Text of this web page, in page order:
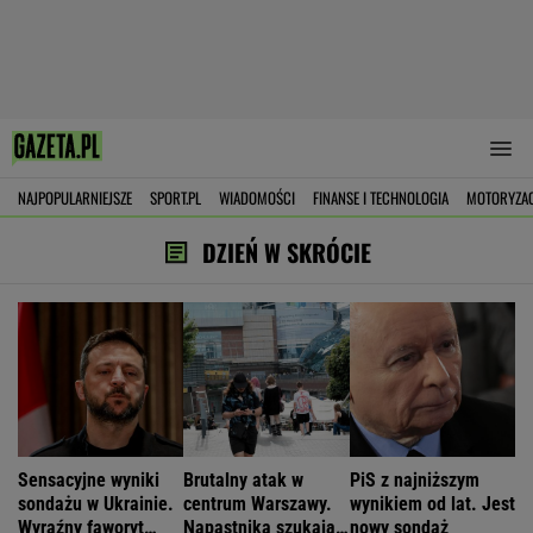
NAJPOPULARNIEJSZE SPORT.PL WIADOMOŚCI FINANSE I TECHNOLOGIA
DZIEŃ W SKRÓCIE
Sensacyjne wyniki
sondażu w Ukrainie.
Wyraźny faworyt
Brutalny atak w
centrum Warszawy.
Napastnika szukają
PiS z najniższym
wynikiem od lat. Jest
nowy sondaż